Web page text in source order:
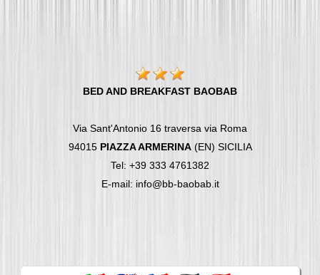
BED AND BREAKFAST BAOBAB
Via Sant'Antonio 16 traversa via Roma
94015 PIAZZA ARMERINA(EN) SICILIA
Tel: +39 333 4761382
E-mail: info@bb-baobab.it